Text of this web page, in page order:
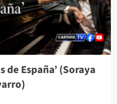
de España’ (Soraya